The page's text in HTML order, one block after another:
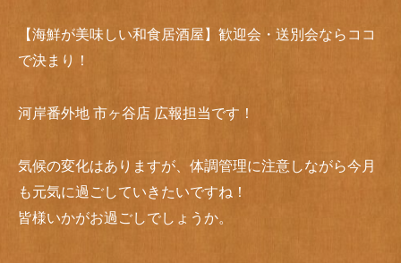
【海鮮が美味しい和食居酒屋】歓迎会・送別会ならココ
で決まり！
河岸番外地 市ヶ谷店 広報担当です！
気候の変化はありますが、体調管理に注意しながら今月
も元気に過ごしていきたいですね！
皆様いかがお過ごしでしょうか。